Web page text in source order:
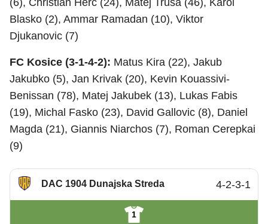
(6), Christian Herc (24), Matej Trusa (46), Karol
Blasko (2), Ammar Ramadan (10), Viktor
Djukanovic (7)
FC Kosice (3-1-4-2): Matus Kira (22), Jakub
Jakubko (5), Jan Krivak (20), Kevin Kouassivi-
Benissan (78), Matej Jakubek (13), Lukas Fabis
(19), Michal Fasko (23), David Gallovic (8), Daniel
Magda (21), Giannis Niarchos (7), Roman Cerepkai
(9)
DAC 1904 Dunajska Streda 4-2-3-1
1